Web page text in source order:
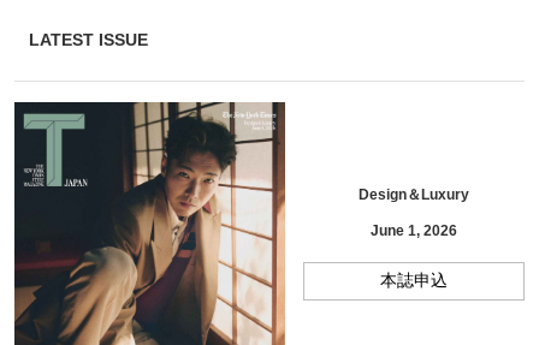
LATEST ISSUE
Design＆Luxury
June 1, 2026
本誌申込